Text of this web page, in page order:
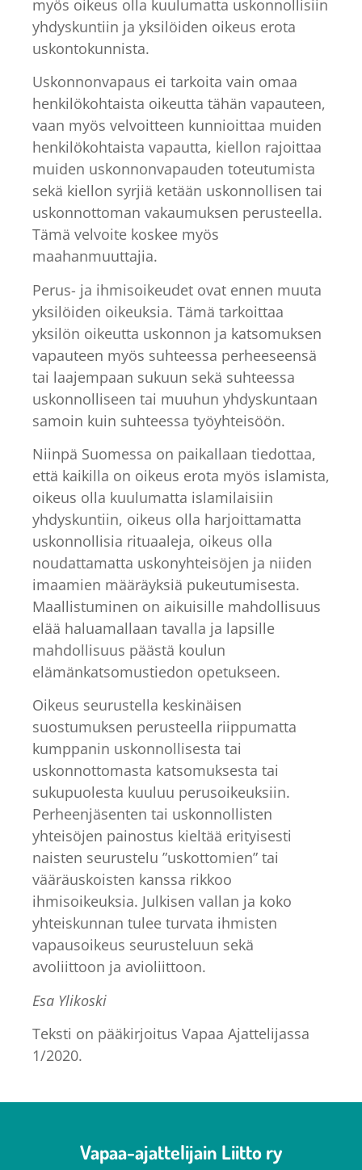
myös oikeus olla kuulumatta uskonnollisiin
yhdyskuntiin ja yksilöiden oikeus erota
uskontokunnista.
Uskonnonvapaus ei tarkoita vain omaa
henkilökohtaista oikeutta tähän vapauteen,
vaan myös velvoitteen kunnioittaa muiden
henkilökohtaista vapautta, kiellon rajoittaa
muiden uskonnonvapauden toteutumista
sekä kiellon syrjiä ketään uskonnollisen tai
uskonnottoman vakaumuksen perusteella.
Tämä velvoite koskee myös
maahanmuuttajia.
Perus- ja ihmisoikeudet ovat ennen muuta
yksilöiden oikeuksia. Tämä tarkoittaa
yksilön oikeutta uskonnon ja katsomuksen
vapauteen myös suhteessa perheeseensä
tai laajempaan sukuun sekä suhteessa
uskonnolliseen tai muuhun yhdyskuntaan
samoin kuin suhteessa työyhteisöön.
Niinpä Suomessa on paikallaan tiedottaa,
että kaikilla on oikeus erota myös islamista,
oikeus olla kuulumatta islamilaisiin
yhdyskuntiin, oikeus olla harjoittamatta
uskonnollisia rituaaleja, oikeus olla
noudattamatta uskonyhteisöjen ja niiden
imaamien määräyksiä pukeutumisesta.
Maallistuminen on aikuisille mahdollisuus
elää haluamallaan tavalla ja lapsille
mahdollisuus päästä koulun
elämänkatsomustiedon opetukseen.
Oikeus seurustella keskinäisen
suostumuksen perusteella riippumatta
kumppanin uskonnollisesta tai
uskonnottomasta katsomuksesta tai
sukupuolesta kuuluu perusoikeuksiin.
Perheenjäsenten tai uskonnollisten
yhteisöjen painostus kieltää erityisesti
naisten seurustelu ”uskottomien” tai
vääräuskoisten kanssa rikkoo
ihmisoikeuksia. Julkisen vallan ja koko
yhteiskunnan tulee turvata ihmisten
vapausoikeus seurusteluun sekä
avoliittoon ja avioliittoon.
Esa Ylikoski
Teksti on pääkirjoitus Vapaa Ajattelijassa
1/2020.
Vapaa-ajattelijain Liitto ry